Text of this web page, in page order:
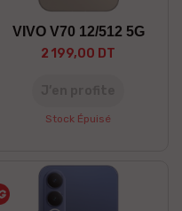
VIVO V70 12/512 5G
2 199,00 DT
Stock Épuisé